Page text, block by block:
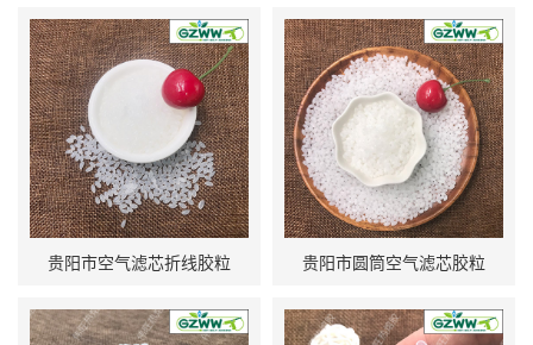
贵阳市空气滤芯折线胶粒 贵阳市圆筒空气滤芯胶粒